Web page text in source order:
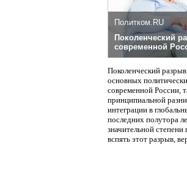
Политком.RU
Поколенческий
современной
Поколенческий
основных
современной России,
принципиальной
интеграции в
последних полутора
значительной
вспять этот разрыв,